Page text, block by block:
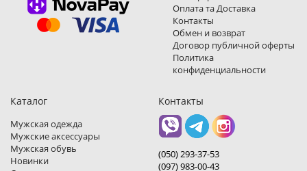
Оплата та Доставка
Контакты
Обмен и возврат
Договор публичной оферты
Политика
конфиденциальности
Каталог
Мужская одежда
Мужские аксессуары
Мужская обувь
Новинки
Контакты
(050) 293-37-53
(097) 983-00-43